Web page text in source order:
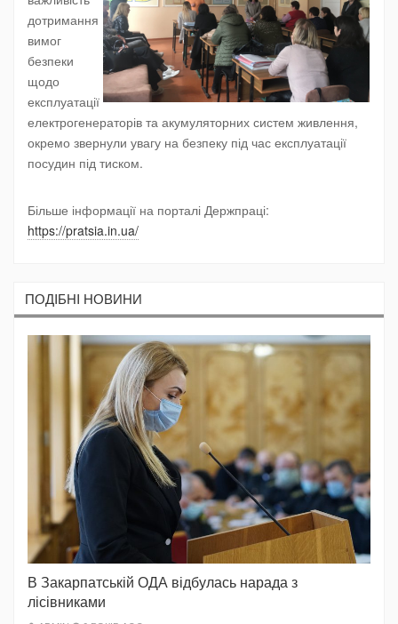
дотримання
вимог
безпеки
щодо
експлуатації
електрогенераторів та акумуляторних систем живлення,
окремо звернули увагу на безпеку під час експлуатації
посудин під тиском.
Більше інформації на порталі Держпраці:
https://pratsia.in.ua/
ПОДIБНI НОВИНИ
В Закарпатській ОДА відбулась нарада з
лісівниками